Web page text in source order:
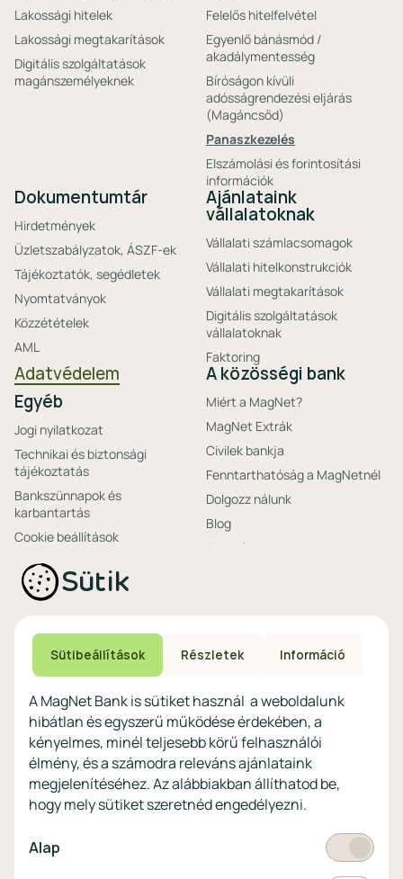
Lakossági hitelek
Lakossági megtakarítások
Digitális szolgáltatások
magánszemélyeknek
Felelős hitelfelvétel
Egyenlő bánásmód /
akadálymentesség
Bíróságon kívüli
adósságrendezési eljárás
(Magáncsőd)
Panaszkezelés
Elszámolási és forintosítási
információk
Dokumentumtár
Hirdetmények
Üzletszabályzatok, ÁSZF-ek
Tájékoztatók, segédletek
Nyomtatványok
Közzétételek
AML
Ajánlataink
vállalatoknak
Vállalati számlacsomagok
Vállalati hitelkonstrukciók
Vállalati megtakarítások
Digitális szolgáltatások
vállalatoknak
Faktoring
Adatvédelem
Egyéb
Jogi nyilatkozat
Technikai és biztonsági
tájékoztatás
Bankszünnapok és
karbantartás
Cookie beállítások
A közösségi bank
Miért a MagNet?
MagNet Extrák
Civilek bankja
Fenntarthatóság a MagNetnél
Dolgozz nálunk
Blog
Friss hírek
Ajánlataink non-
profitoknak
számlacsomagok
Megtakarítások non-
profitoknak
Digitális szolgáltatások non-
profitoknak
eszközökön
Vértezze fel magát a
kibercsalásokkal
szemben!
Látogasson el a KiberPajzs
honlapra!
Sütik
Sütibeállítások Részletek Információ
A MagNet Bank is sütiket használ a weboldalunk
hibátlan és egyszerű működése érdekében, a
kényelmes, minél teljesebb körű felhasználói
élmény, és a számodra releváns ajánlataink
megjelenítéséhez. Az alábbiakban állíthatod be,
hogy mely sütiket szeretnéd engedélyezni.
Alap Kötelező